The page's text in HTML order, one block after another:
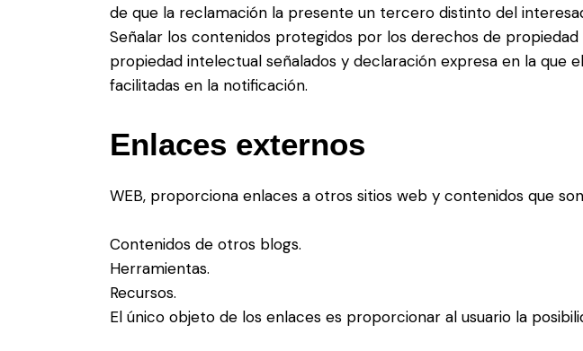
de que la reclamación la presente un tercero distinto del
Señalar los contenidos protegidos por los derechos de
propiedad intelectual señalados y declaración expresa en la que
facilitadas en la notificación.
Enlaces externos
WEB, proporciona enlaces a otros sitios web y contenidos que
Contenidos de otros blogs.
Herramientas.
Recursos.
El único objeto de los enlaces es proporcionar al usuario la